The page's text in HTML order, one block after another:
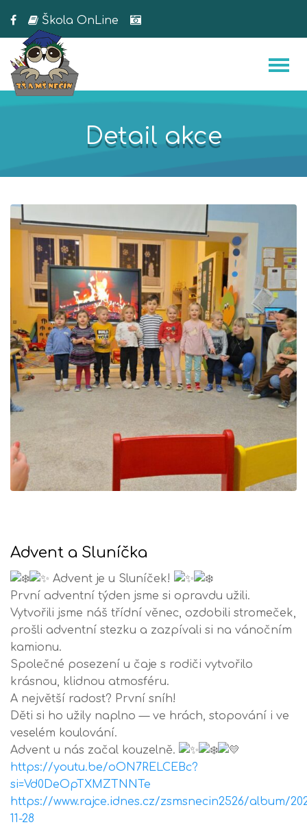
Škola OnLine
Detail akce
Advent a Sluníčka
Advent je u Sluníček!
První adventní týden jsme si opravdu užili.
Vytvořili jsme náš třídní věnec, ozdobili stromeček,
prošli adventní stezku a zazpívali si na vánočním
kamionu.
Společné posezení u čaje s rodiči vytvořilo
krásnou, klidnou atmosféru.
A největší radost? První sníh!
Děti si ho užily naplno — ve hrách, stopování i ve
veselém koulování.
Advent u nás začal kouzelně.
https://youtu.be/oON7RELCEBc?
si=Vd0DeOpTXMZTNNTe
https://www.rajce.idnes.cz/zsmsnecin2526/album/
11-28